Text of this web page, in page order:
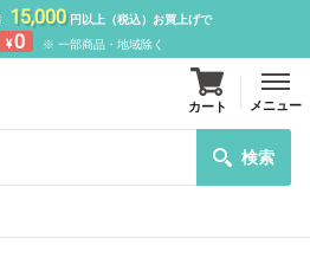
15,000円以上（税込）お買上げで
¥0 ※ 一部商品・地域除く
検索
カート メニュー